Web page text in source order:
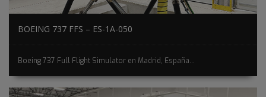
BOEING 737 FFS – ES-1A-050
Boeing 737 Full Flight Simulator en Madrid, España...